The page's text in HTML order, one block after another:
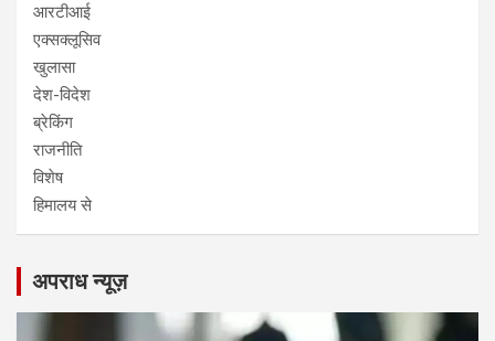
आरटीआई
एक्सक्लूसिव
खुलासा
देश-विदेश
ब्रेकिंग
राजनीति
विशेष
हिमालय से
अपराध न्यूज़